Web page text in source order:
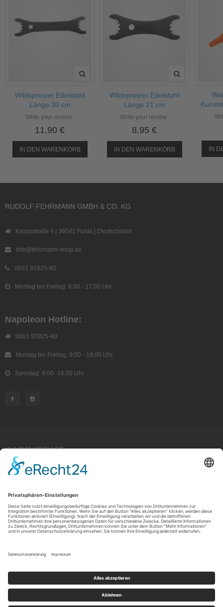
Wildspreizer Edelstahl
Länge 30 cm
Write your review
11,90 €
IN DEN WARENKORB
Wildspreizer Edelstahl
Länge 21 cm
Write your review
8,95 €
IN DEN WARENKORB IN
RUDOLF FEHRMANN GMBH & CO. KG
Kruppstraße 4 | 36041 Fulda | Deutschland
info@fehrmann-shop.de
0661 92825-80
Montag bis Freitag: 8:00 - 17:00 Uhr
Napoleon Hotline:
0661 92825-80
Montag bis Freitag: 9:00 - 19:00 Uhr
Samstag: 9:00 -16:00 Uhr
KUNDENSERVICE
ÜBER UNS